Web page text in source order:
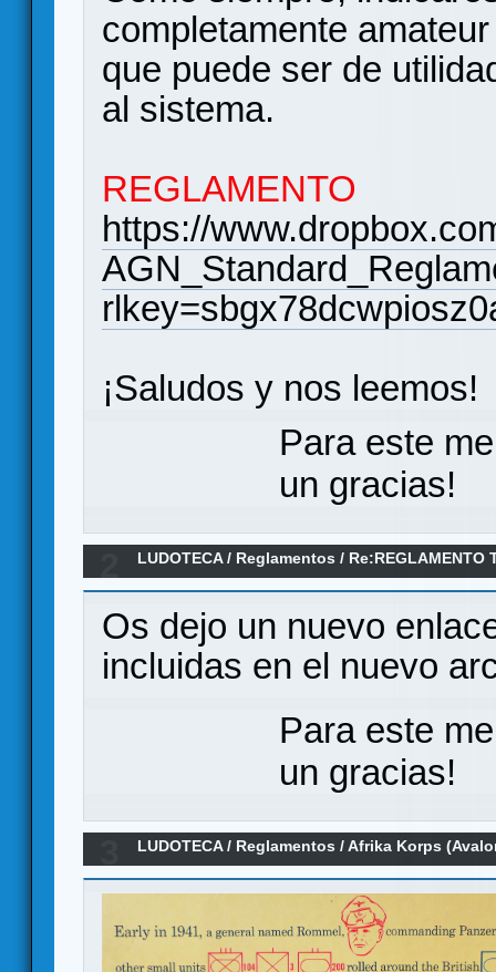
completamente
que puede ser de
al sistema.
REGLAMENTO
https://
¡Saludos y nos leemos!
Para este
un gracias!
LUDOTECA/ Reglamentos / Re:REGLAMENTO
VAUCHAMPS" (Against the Odds 2013)
Os dejo un nuevo
incluidas en el nuevo
Para este
un gracias!
LUDOTECA/ Reglamentos /Afrika Korps